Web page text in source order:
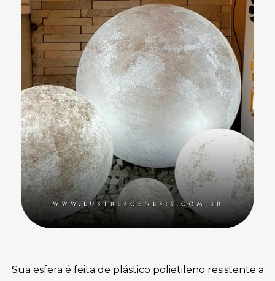
Sua esfera é feita de plástico polietileno resistente a